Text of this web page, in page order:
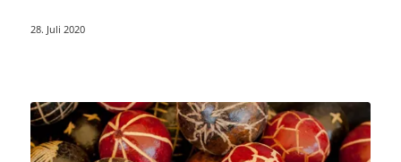
28. Juli 2020